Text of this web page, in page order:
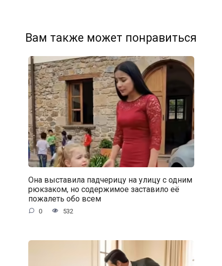
Вам также может понравиться
Она выставила падчерицу на улицу с одним
рюкзаком, но содержимое заставило её
пожалеть обо всем
0 532